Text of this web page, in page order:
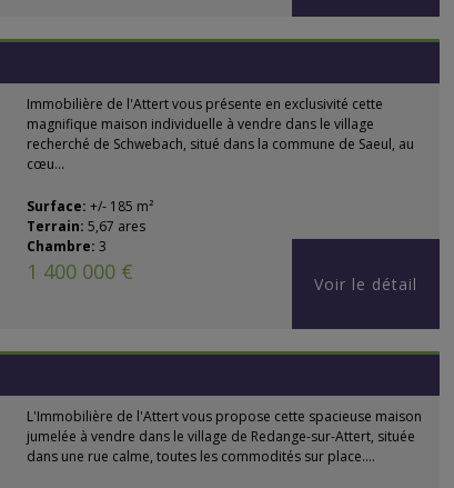
Immobilière de l'Attert vous présente en exclusivité cette
magnifique maison individuelle à vendre dans le village
recherché de Schwebach, situé dans la commune de Saeul, au
cœu...
Surface: +/- 185 m²
Terrain: 5,67 ares
Chambre: 3
1 400 000 € Voir le détail
L'Immobilière de l'Attert vous propose cette spacieuse maison
jumelée à vendre dans le village de Redange-sur-Attert, située
dans une rue calme, toutes les commodités sur place....